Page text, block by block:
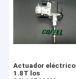
Actuador eléctrico
1.8T los